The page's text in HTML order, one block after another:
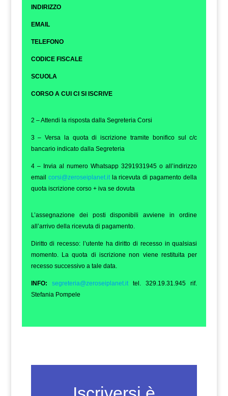
INDIRIZZO
EMAIL
TELEFONO
CODICE FISCALE
SCUOLA
CORSO A CUI CI SI ISCRIVE
2 – Attendi la risposta dalla Segreteria Corsi
3 – Versa la quota di iscrizione tramite bonifico sul c/c
bancario indicato dalla Segreteria
4 – Invia al numero Whatsapp 3291931945 o all’indirizzo
email corsi@zeroseiplanet.itla ricevuta di pagamento della
quota iscrizione corso + iva se dovuta
L’assegnazione dei posti disponibili avviene in ordine
all’arrivo della ricevuta di pagamento.
Diritto di recesso: l’utente ha diritto di recesso in qualsiasi
momento. La quota di iscrizione non viene restituita per
recesso successivo a tale data.
INFO: segreteria@zeroseiplanet.ittel. 329.19.31.945 rif.
Stefania Pompele